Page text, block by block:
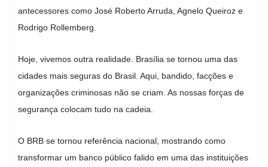
antecessores como José Roberto Arruda, Agnelo Queiroz e
Rodrigo Rollemberg.
Hoje, vivemos outra realidade. Brasília se tornou uma das
cidades mais seguras do Brasil. Aqui, bandido, facções e
organizações criminosas não se criam. As nossas forças de
segurança colocam tudo na cadeia.
O BRB se tornou referência nacional, mostrando como
transformar um banco público falido em uma das instituições